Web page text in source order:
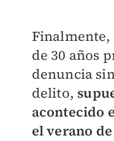
de 30 años
denuncia
delito,
acontecido
el verano de